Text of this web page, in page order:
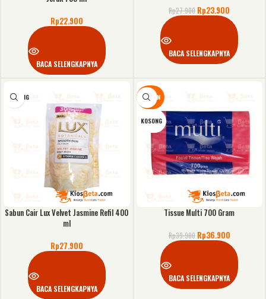
Rp22.900
BACA SELENGKAPNYA
Rp27.900 Rp23.900
BACA SELENGKAPNYA
KOSONG
Sabun Cair Lux Velvet Jasmine Refil 400
ml
Rp27.900
BACA SELENGKAPNYA
DISKON
KOSONG
Tissue Multi 700 Gram
Rp39.900 Rp36.900
BACA SELENGKAPNYA